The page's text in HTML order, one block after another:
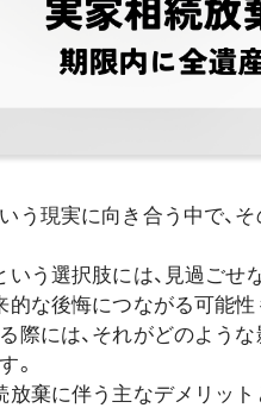
う現実に向き合う中で、
いう選択肢には、見過ごせ
的な後悔につながる可能性
際には、それがどのよう
。
放棄に伴う主なデメリッ